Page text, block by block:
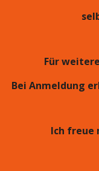
Für
Bei Anmeldung
Ich freue